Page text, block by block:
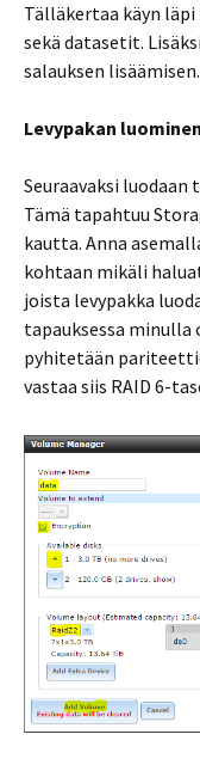
Tälläkertaa käyn läpi
sekä datasetit.
salauksen lisäämisen.
Levypakan luominen
Seuraavaksi
Tämä tapahtuu
kautta. Anna
kohtaan mikäli
joista levypakka
tapauksessa minulla
pyhitetään
vastaa siis RAID 6-